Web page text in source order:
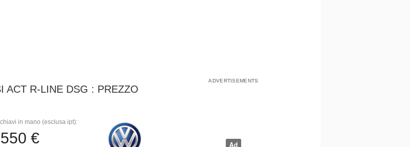
ACT R-LINE DSG : PREZZO
in mano (esclusa ipt):
€